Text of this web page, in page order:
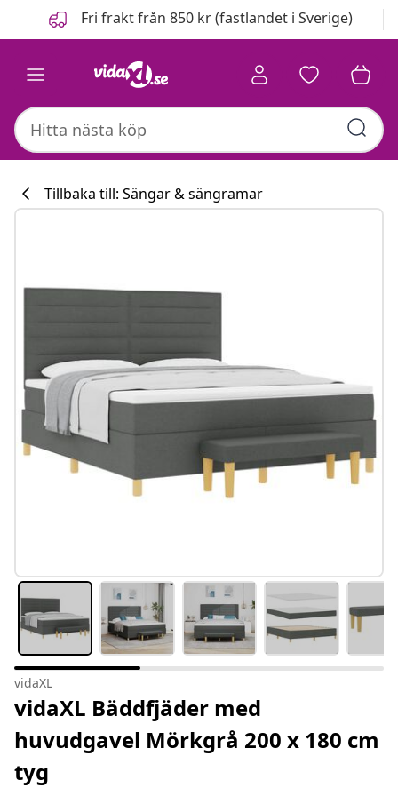
FöregåendeFri frakt från 850 kr (fastlandet i Sverige)
Tillbaka till: Sängar & sängramar
vidaXL
vidaXL Bäddfjäder med
huvudgavel Mörkgrå 200 x 180 cm
tyg